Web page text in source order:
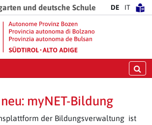
und deutsche Schule DE IT
myNET-Bildung
der Bildungsverwaltung ist